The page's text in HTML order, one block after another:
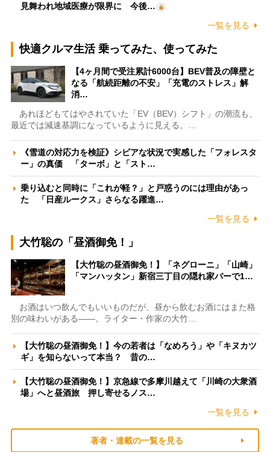
見舞われ地域医療が限界に 今後…
一覧を見る
快適クルマ生活 乗ってみた、使ってみた
【4ヶ月間で受注累計6000台】BEV普及の障壁と
なる「航続距離の不安」「充電のストレス」解
消…
あれほどもてはやされていた「EV（BEV）シフト」の潮流も、
最近では減速基調になっているように見える。…
《雪道の対応力を検証》シビアな状況で実感した「フォレスタ
ー」の真価 「ターボ」と「スト…
乗り込むと同時に「これが軽？」と戸惑うのには理由があっ
た 「日産ルークス」さらなる躍進…
一覧を見る
大竹聡の「昼酒御免！」
【大竹聡の昼酒御免！】「ネグローニ」「山崎」
「マンハッタン」新宿三丁目の隠れ家バーで1…
お酒はいつ飲んでもいいものだが、昼から飲むお酒にはまた格
別の味わいがある――。ライター・作家の大竹…
【大竹聡の昼酒御免！】今の若者は「なめろう」や「キヌカツ
ギ」を知らないって本当？ 昔の…
【大竹聡の昼酒御免！】京急線で多摩川越えて「川崎の大衆酒
場」へと昼酒旅 押し寄せるノス…
一覧を見る
著者・連載の一覧を見る